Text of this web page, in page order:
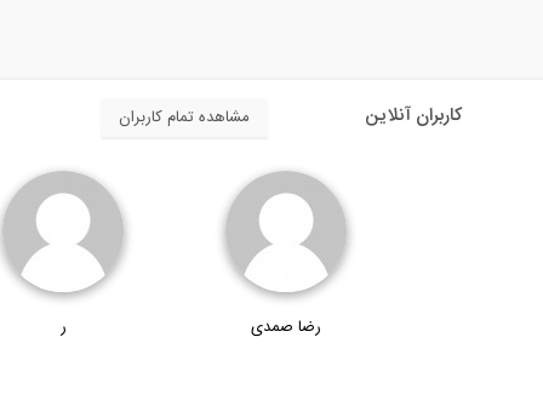
کاربران آنلاین مشاهده تمام کاربران
رضا صمدی ر